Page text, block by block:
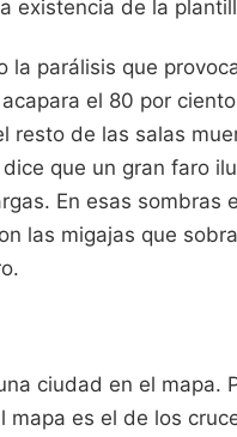
existencia de la
la parálisis que
el 80 por
de las salas
que un gran faro
En esas sombras
las migajas que
ciudad en el mapa.
es el de los